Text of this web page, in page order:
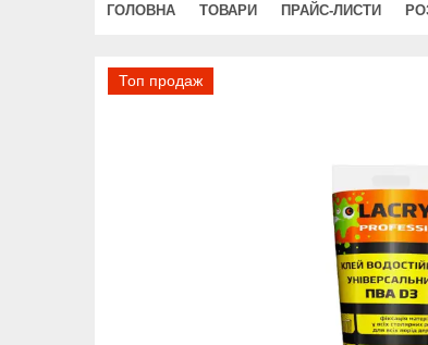
ГОЛОВНА ТОВАРИ ПРАЙС-ЛИСТИ
Топ продаж